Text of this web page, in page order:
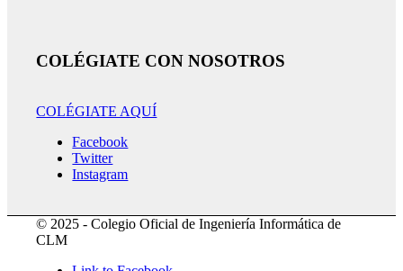
COLÉGIATE CON NOSOTROS
COLÉGIATE AQUÍ
Facebook
Twitter
Instagram
© 2025 - Colegio Oficial de Ingeniería Informática de
CLM